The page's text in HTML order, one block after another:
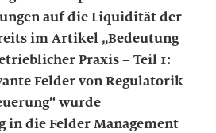
auf die Liquidität der
im Artikel „Bedeutung
Praxis – Teil 1:
Felder von Regulatorik
wurde
in die Felder Management